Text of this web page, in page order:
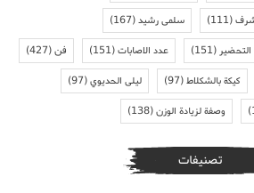
(111) سلمى رشيد(167)
(151) عدد الاصابات(151) فن(427)
كيكة بالشكلاط(97) ليلى الحديوي(97)
وصفة لزيادة الوزن(138)
تصنيفات